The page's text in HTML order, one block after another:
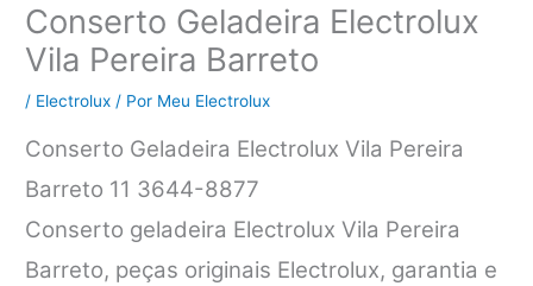
Conserto Geladeira Electrolux
Vila Pereira Barreto
/ Electrolux / Por Meu Electrolux
Conserto Geladeira Electrolux Vila Pereira
Barreto 11 3644-8877
Conserto geladeira Electrolux Vila Pereira
Barreto, peças originais Electrolux, garantia e